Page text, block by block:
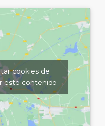
cookies de
este contenido